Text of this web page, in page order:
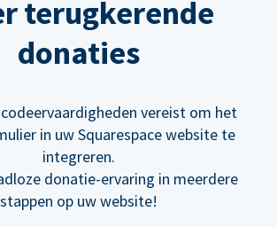
terugkerende
donaties
vereist om het
in uw Squarespace website te
integreren.
donatie-ervaring in meerdere
stappen op uw website!